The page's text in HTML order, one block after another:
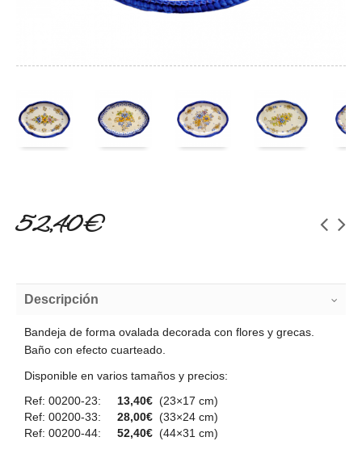
52,40 €
Descripción
Bandeja de forma ovalada decorada con flores y grecas.
Baño con efecto cuarteado.
Disponible en varios tamaños y precios:
Ref: 00200-23: 13,40€ (23×17 cm)
Ref: 00200-33: 28,00€ (33×24 cm)
Ref: 00200-44: 52,40€ (44×31 cm)